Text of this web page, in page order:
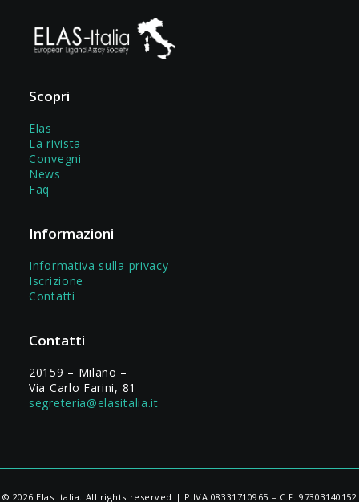
Scopri
Elas
La rivista
Convegni
News
Faq
Informazioni
Informativa sulla privacy
Iscrizione
Contatti
Contatti
20159 – Milano –
Via Carlo Farini, 81
segreteria@elasitalia.it
© 2026 Elas Italia. All rights reserved | P.IVA 08331710965 – C.F. 97303140152